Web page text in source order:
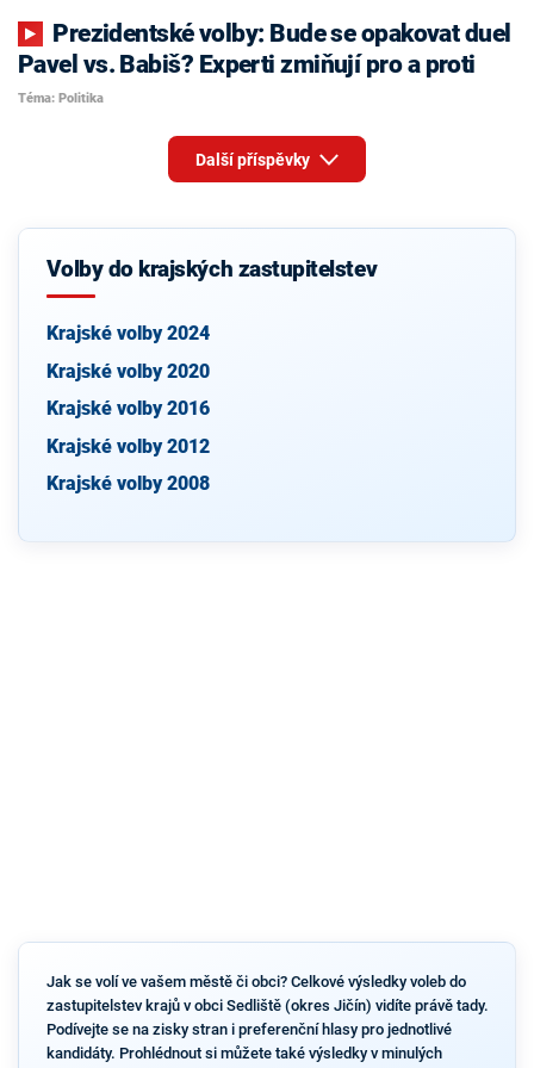
Pavel vs. Babiš? Experti zmiňují pro a proti
Téma: Politika
Další příspěvky
Volby do krajských zastupitelstev
Krajské volby 2024
Krajské volby 2020
Krajské volby 2016
Krajské volby 2012
Krajské volby 2008
Jak se volí ve vašem městě či obci? Celkové výsledky voleb do
zastupitelstev krajů v obci Sedliště (okres Jičín) vidíte právě tady.
Podívejte se na zisky stran i preferenční hlasy pro jednotlivé
kandidáty. Prohlédnout si můžete také výsledky v minulých